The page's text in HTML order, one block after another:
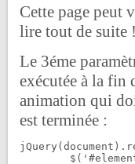
Cette page peut
lire tout de suite !
Le 3éme
exécutée à la fin
animation qui
est terminée :